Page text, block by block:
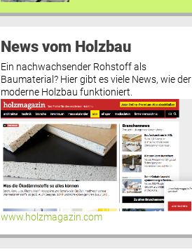
News vom Holzbau
Ein nachwachsender Rohstoff als
Baumaterial? Hier gibt es viele News, wie der
moderne Holzbau funktioniert.
www.holzmagazin.com